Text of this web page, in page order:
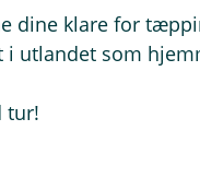
dine klare for
i utlandet som
tur!